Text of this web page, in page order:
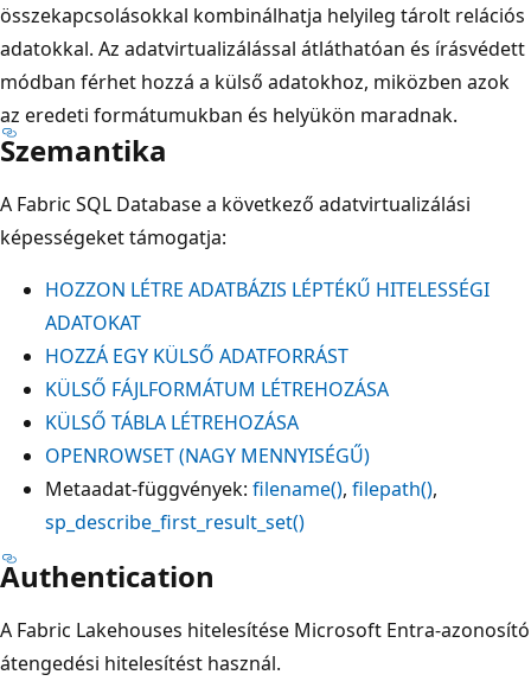
összekapcsolásokkal kombinálhatja helyileg tárolt relációs
adatokkal. Az adatvirtualizálással átláthatóan és írásvédett
módban férhet hozzá a külső adatokhoz, miközben azok
az eredeti formátumukban és helyükön maradnak.
Szemantika
A Fabric SQL Database a következő adatvirtualizálási
képességeket támogatja:
HOZZON LÉTRE ADATBÁZIS LÉPTÉKŰ HITELESSÉGI
ADATOKAT
HOZZÁ EGY KÜLSŐ ADATFORRÁST
KÜLSŐ FÁJLFORMÁTUM LÉTREHOZÁSA
KÜLSŐ TÁBLA LÉTREHOZÁSA
OPENROWSET (NAGY MENNYISÉGŰ)
Metaadat-függvények: filename(), filepath(),
sp_describe_first_result_set()
Authentication
A Fabric Lakehouses hitelesítése Microsoft Entra-azonosító
átengedési hitelesítést használ.